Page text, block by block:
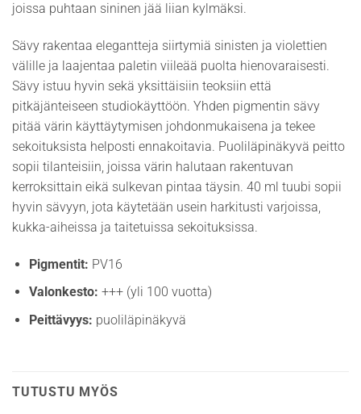
joissa puhtaan sininen jää liian kylmäksi.
Sävy rakentaa elegantteja siirtymiä sinisten ja violettien
välille ja laajentaa paletin viileää puolta hienovaraisesti.
Sävy istuu hyvin sekä yksittäisiin teoksiin että
pitkäjänteiseen studiokäyttöön. Yhden pigmentin sävy
pitää värin käyttäytymisen johdonmukaisena ja tekee
sekoituksista helposti ennakoitavia. Puoliläpinäkyvä peitto
sopii tilanteisiin, joissa värin halutaan rakentuvan
kerroksittain eikä sulkevan pintaa täysin. 40 ml tuubi sopii
hyvin sävyyn, jota käytetään usein harkitusti varjoissa,
kukka-aiheissa ja taitetuissa sekoituksissa.
Pigmentit: PV16
Valonkesto: +++ (yli 100 vuotta)
Peittävyys: puoliläpinäkyvä
TUTUSTU MYÖS